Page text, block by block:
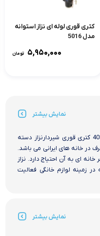
کتری قوری لوله ای نزاز استوانه
مدل 5016
۵,۹۵۰,۰۰۰ تومان
نمایش بیشتر
کتری قوری شیردار نزاز دسته طلایی 4033 کتری قوری شیردارنزاز دسته
مصرف در خانه های ایرانی می باشد.
ای به آن احتیاج دارد. نزاز
زمینه لوازم خانگی فعالیت
نمایش بیشتر